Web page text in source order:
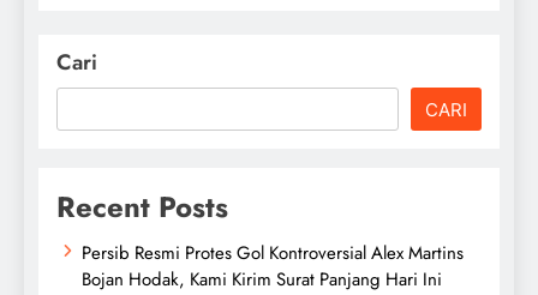
Cari
CARI
Recent Posts
Persib Resmi Protes Gol Kontroversial Alex Martins
Bojan Hodak, Kami Kirim Surat Panjang Hari Ini